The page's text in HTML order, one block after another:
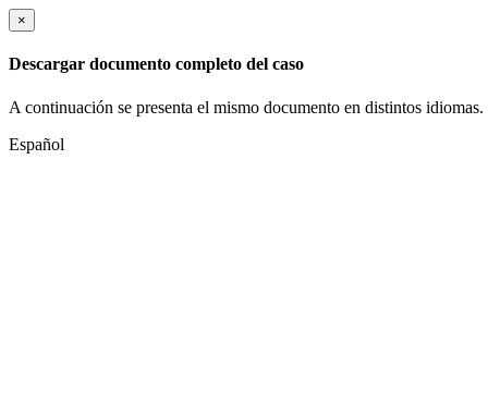
×
Descargar documento completo del caso
A continuación se presenta el mismo documento en distintos idiomas.
Español